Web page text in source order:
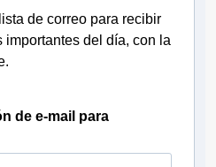
de correo para recibir
importantes del día, con la
de e-mail para